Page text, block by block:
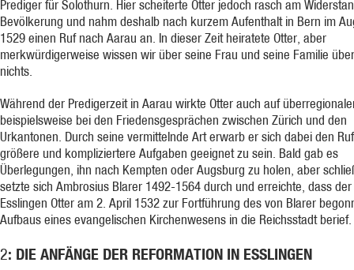
Prediger für Solothurn. Hier scheiterte Otter jedoch rasch am
Bevölkerung und nahm deshalb nach kurzem Aufenthalt in Bern im
1529 einen Ruf nach Aarau an. In dieser Zeit heiratete Otter, aber
merkwürdigerweise wissen wir über seine Frau und seine Familie
nichts.
Während der Predigerzeit in Aarau wirkte Otter auch auf
beispielsweise bei den Friedensgesprächen zwischen Zürich und den
Urkantonen. Durch seine vermittelnde Art erwarb er sich dabei den
größere und kompliziertere Aufgaben geeignet zu sein. Bald gab es
Überlegungen, ihn nach Kempten oder Augsburg zu holen, aber
setzte sich Ambrosius Blarer 1492-1564 durch und erreichte, dass
Esslingen Otter am 2. April 1532 zur Fortführung des von Blarer
Aufbaus eines evangelischen Kirchenwesens in die Reichsstadt berief.
2: DIE ANFÄNGE DER REFORMATION IN ESSLINGEN